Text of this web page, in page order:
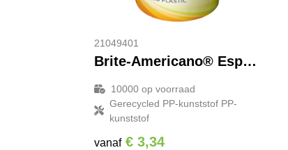
21049401
Brite-Americano® Espresso Recycled 250 ml geïsoleerde beker
10000op voorraad
Gerecycled PP-kunststof PP-
kunststof
vanaf € 3,34